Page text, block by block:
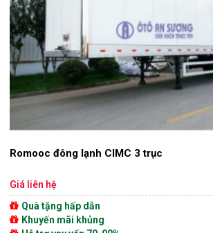
Romooc đông lạnh CIMC 3 trục
Giá liên hệ
Quà tặng hấp dẫn
Khuyến mãi khủng